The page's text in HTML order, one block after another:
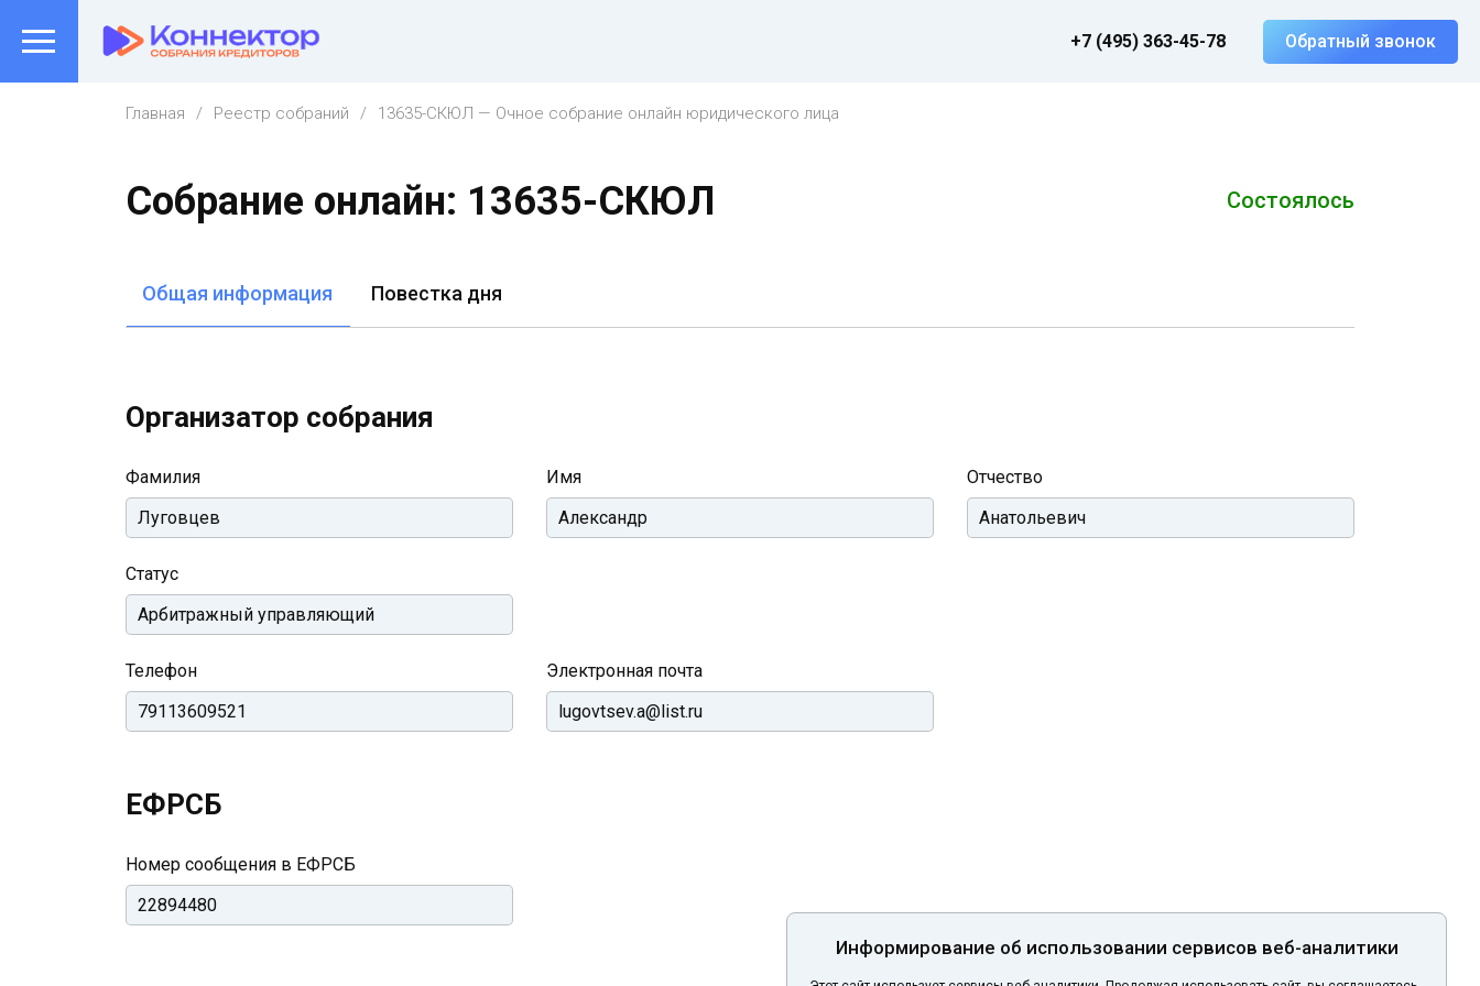
+7 (495) 363-45-78 Обратный звонок
Главная Реестр собраний 13635-СКЮЛ — Очное собрание онлайн юридического лица
Собрание онлайн: 13635-СКЮЛ Состоялось
Общая информация Повестка дня
Организатор собрания
Фамилия Имя Отчество
Статус
Телефон Электронная почта
ЕФРСБ
Номер сообщения в ЕФРСБ
Информирование об использовании сервисов веб-аналитики